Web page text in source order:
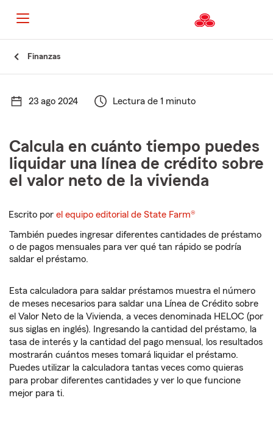
Finanzas
23 ago 2024 Lectura de 1 minuto
Calcula en cuánto tiempo puedes
liquidar una línea de crédito sobre
el valor neto de la vivienda
Escrito porel equipo editorial de State Farm®
También puedes ingresar diferentes cantidades de préstamo
o de pagos mensuales para ver qué tan rápido se podría
saldar el préstamo.
Esta calculadora para saldar préstamos muestra el número
de meses necesarios para saldar una Línea de Crédito sobre
el Valor Neto de la Vivienda, a veces denominada HELOC (por
sus siglas en inglés). Ingresando la cantidad del préstamo, la
tasa de interés y la cantidad del pago mensual, los resultados
mostrarán cuántos meses tomará liquidar el préstamo.
Puedes utilizar la calculadora tantas veces como quieras
para probar diferentes cantidades y ver lo que funcione
mejor para ti.